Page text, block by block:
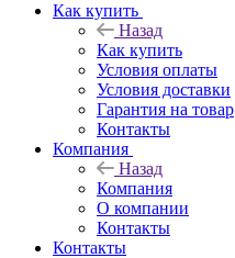
Как купить
Назад
Как купить
Условия оплаты
Условия доставки
Гарантия на товар
Контакты
Компания
Назад
Компания
О компании
Контакты
Контакты